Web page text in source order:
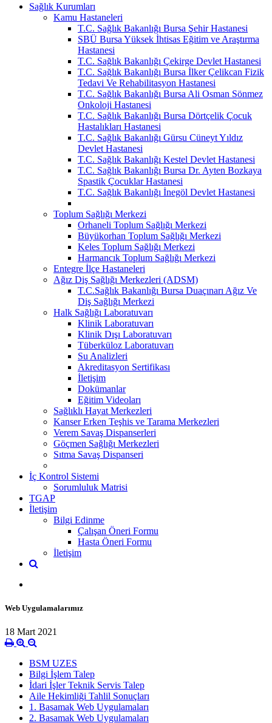
Sağlık Kurumları
Kamu Hastaneleri
T.C. Sağlık Bakanlığı Bursa Şehir Hastanesi
SBÜ Bursa Yüksek İhtisas Eğitim ve Araştırma
Hastanesi
T.C. Sağlık Bakanlığı Çekirge Devlet Hastanesi
T.C. Sağlık Bakanlığı Bursa İlker Çelikcan Fizik
Tedavi Ve Rehabilitasyon Hastanesi
T.C. Sağlık Bakanlığı Bursa Ali Osman Sönmez
Onkoloji Hastanesi
T.C. Sağlık Bakanlığı Bursa Dörtçelik Çocuk
Hastalıkları Hastanesi
T.C. Sağlık Bakanlığı Gürsu Cüneyt Yıldız
Devlet Hastanesi
T.C. Sağlık Bakanlığı Kestel Devlet Hastanesi
T.C. Sağlık Bakanlığı Bursa Dr. Ayten Bozkaya
Spastik Çocuklar Hastanesi
T.C. Sağlık Bakanlığı İnegöl Devlet Hastanesi
Toplum Sağlığı Merkezi
Orhaneli Toplum Sağlığı Merkezi
Büyükorhan Toplum Sağlığı Merkezi
Keles Toplum Sağlığı Merkezi
Harmancık Toplum Sağlığı Merkezi
Entegre İlçe Hastaneleri
Ağız Diş Sağlığı Merkezleri (ADSM)
T.C.Sağlık Bakanlığı Bursa Duaçınarı Ağız Ve
Diş Sağlığı Merkezi
Halk Sağlığı Laboratuvarı
Klinik Laboratuvarı
Klinik Dışı Laboratuvarı
Tüberküloz Laboratuvarı
Su Analizleri
Akreditasyon Sertifikası
İletişim
Dokümanlar
Eğitim Videoları
Sağlıklı Hayat Merkezleri
Kanser Erken Teşhis ve Tarama Merkezleri
Verem Savaş Dispanserleri
Göçmen Sağlığı Merkezleri
Sıtma Savaş Dispanseri
İç Kontrol Sistemi
Sorumluluk Matrisi
TGAP
İletişim
Bilgi Edinme
Çalışan Öneri Formu
Hasta Öneri Formu
İletişim
Web Uygulamalarımız
18 Mart 2021
BSM UZES
Bilgi İşlem Talep
İdari İşler Teknik Servis Talep
Aile Hekimliği Tahlil Sonuçları
1. Basamak Web Uygulamaları
2. Basamak Web Uygulamaları